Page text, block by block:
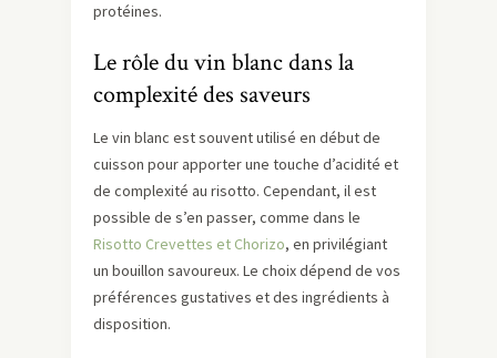
protéines.
Le rôle du vin blanc dans la
complexité des saveurs
Le vin blanc est souvent utilisé en début de
cuisson pour apporter une touche d’acidité et
de complexité au risotto. Cependant, il est
possible de s’en passer, comme dans le
Risotto Crevettes et Chorizo, en privilégiant
un bouillon savoureux. Le choix dépend de vos
préférences gustatives et des ingrédients à
disposition.